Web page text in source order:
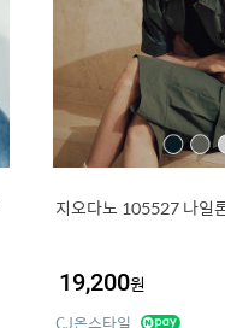
지오다노 105527 나일
19,200원
CJ온스타일